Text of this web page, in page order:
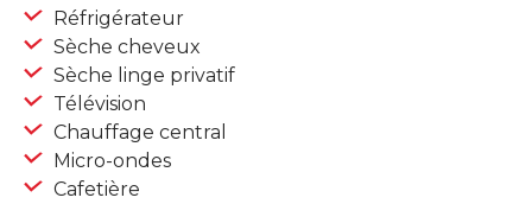
Réfrigérateur
Sèche cheveux
Sèche linge privatif
Télévision
Chauffage central
Micro-ondes
Cafetière